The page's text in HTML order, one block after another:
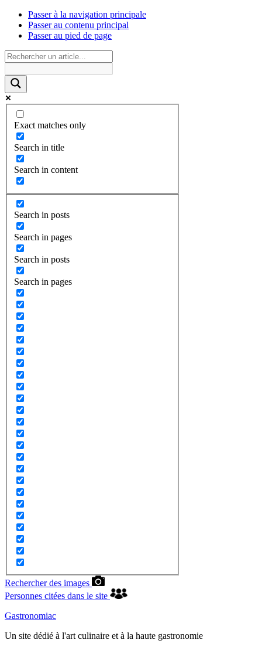
Passer à la navigation principale
Passer au contenu principal
Passer au pied de page
Exact matches only
Search in title
Search in content
Search in posts
Search in pages
Search in posts
Search in pages
Rechercher des images
Personnes citées dans le site
Gastronomiac
Un site dédié à l'art culinaire et à la haute gastronomie